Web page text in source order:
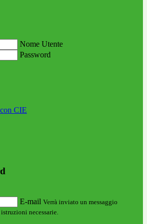
Nome Utente
Password
CIE
E-mail Verrà inviato un messaggio
necessarie.